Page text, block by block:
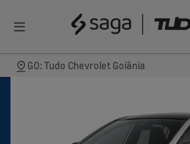
GO: Tudo Chevrolet Goiânia